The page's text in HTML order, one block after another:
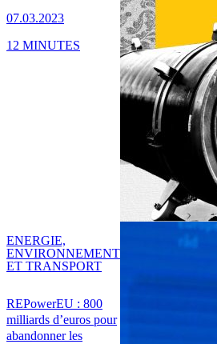
07.03.2023
12 MINUTES
REPowerEU : 800
milliards d’euros pour
abandonner les
ENERGIE,
ENVIRONNEMENT
ET TRANSPORT